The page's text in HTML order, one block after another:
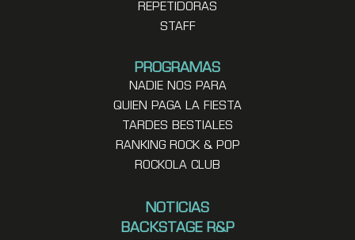
REPETIDORAS
STAFF
PROGRAMAS
NADIE NOS PARA
QUIEN PAGA LA FIESTA
TARDES BESTIALES
RANKING ROCK & POP
ROCKOLA CLUB
NOTICIAS
BACKSTAGE R&P